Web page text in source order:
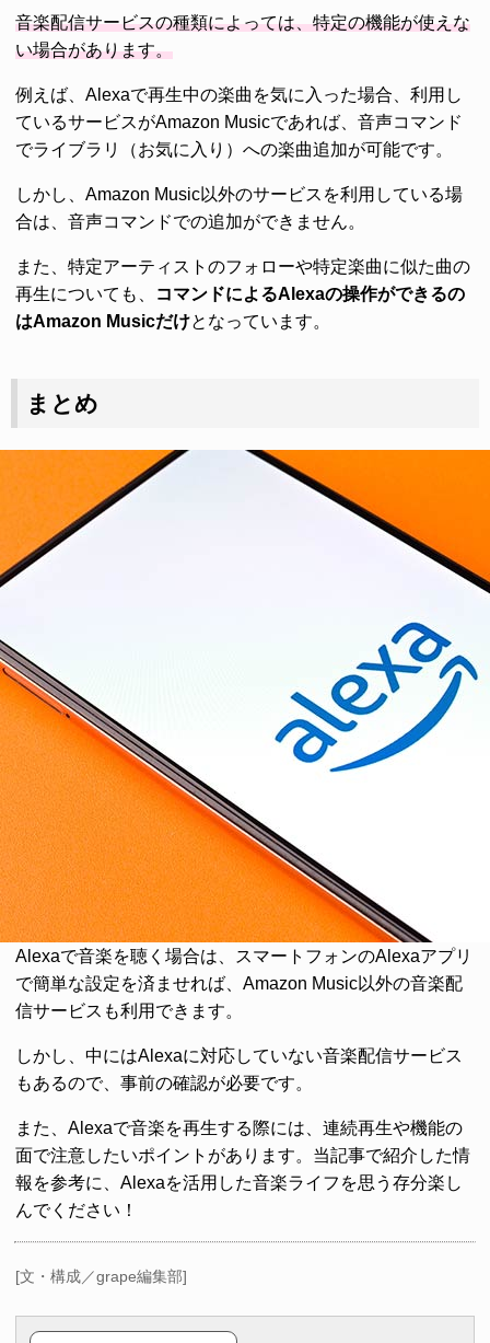
音楽配信サービスの種類によっては、特定の機能が使えな
い場合があります。
例えば、Alexaで再生中の楽曲を気に入った場合、利用し
ているサービスがAmazon Musicであれば、音声コマンド
でライブラリ（お気に入り）への楽曲追加が可能です。
しかし、Amazon Music以外のサービスを利用している場
合は、音声コマンドでの追加ができません。
また、特定アーティストのフォローや特定楽曲に似た曲の
再生についても、
コマンドによるAlexaの操作ができるの
はAmazon Musicだけとなっています。
まとめ
Alexaで音楽を聴く場合は、スマートフォンのAlexaアプリ
で簡単な設定を済ませれば、Amazon Music以外の音楽配
信サービスも利用できます。
しかし、中にはAlexaに対応していない音楽配信サービス
もあるので、事前の確認が必要です。
また、Alexaで音楽を再生する際には、連続再生や機能の
面で注意したいポイントがあります。当記事で紹介した情
報を参考に、Alexaを活用した音楽ライフを思う存分楽し
んでください！
[文・構成／grape編集部]